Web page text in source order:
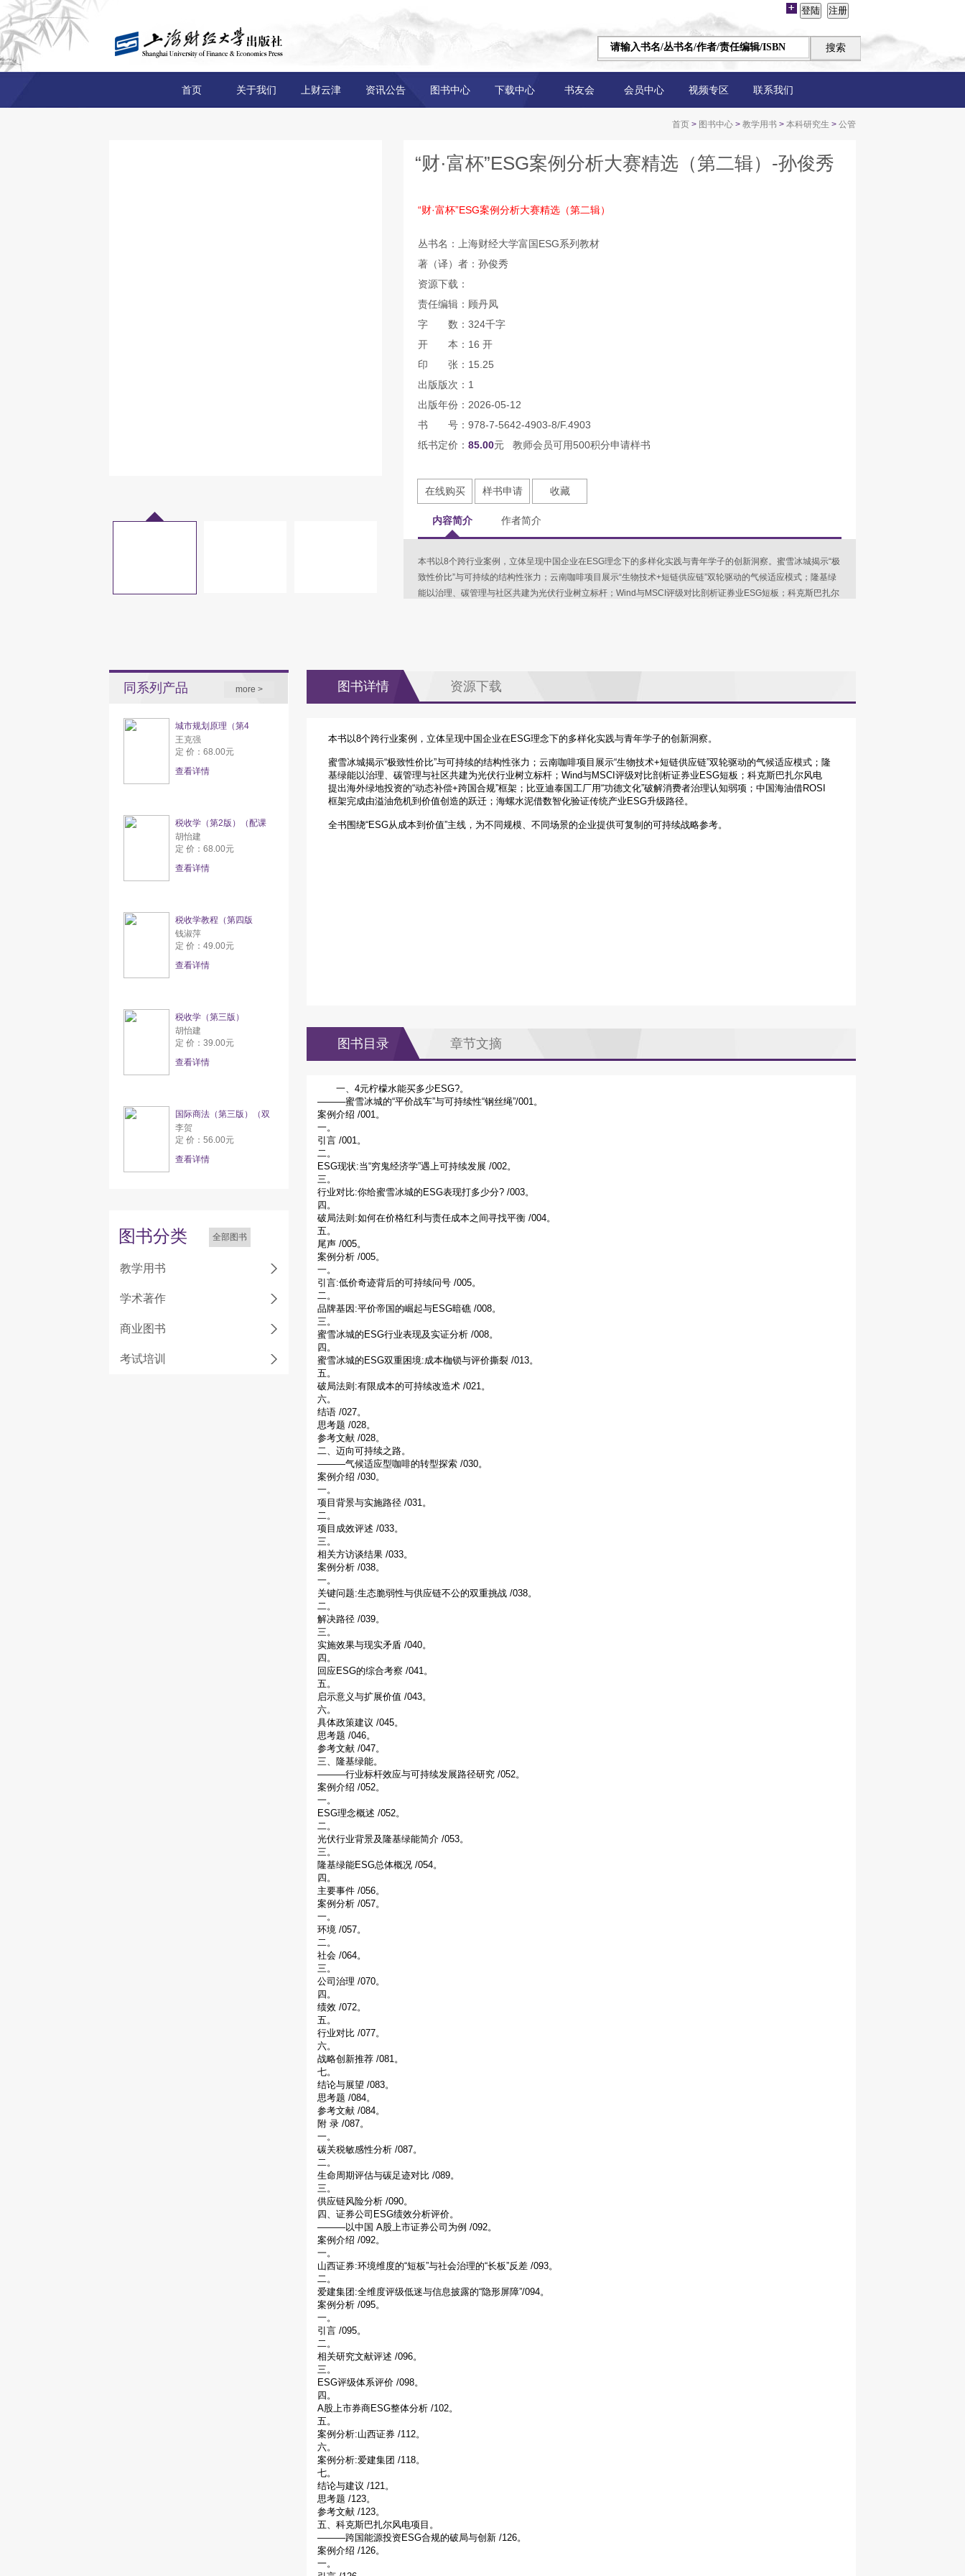
首页 关于我们 上财云津 资讯公告 图书中心 下载中心 书友会 会员中心 视频专区 联系我们
首页 > 图书中心 > 教学用书 > 本科研究生 > 公管
“财·富杯”ESG案例分析大赛精选（第二辑）-孙俊秀
“财·富杯”ESG案例分析大赛精选（第二辑）
丛书名：上海财经大学富国ESG系列教材
著（译）者：孙俊秀
资源下载：
责任编辑：顾丹凤
字 数：324千字
开 本：16 开
印 张：15.25
出版版次：1
出版年份：2026-05-12
书 号：978-7-5642-4903-8/F.4903
纸书定价： 85.00元 教师会员可用500积分申请样书
在线购买 样书申请 收藏
内容简介 作者简介
本书以8个跨行业案例，立体呈现中国企业在ESG理念下的多样化实践与青年学子的创新洞察。蜜雪冰城揭示“极
致性价比”与可持续的结构性张力；云南咖啡项目展示“生物技术+短链供应链”双轮驱动的气候适应模式；隆基绿
能以治理、碳管理与社区共建为光伏行业树立标杆；Wind与MSCI评级对比剖析证券业ESG短板；科克斯巴扎尔
同系列产品 more >
城市规划原理（第4
王克强
定 价：68.00元
查看详情
税收学（第2版）（配课
胡怡建
定 价：68.00元
查看详情
税收学教程（第四版
钱淑萍
定 价：49.00元
查看详情
税收学（第三版）
胡怡建
定 价：39.00元
查看详情
国际商法（第三版）（双
李贺
定 价：56.00元
查看详情
图书分类 全部图书
教学用书
学术著作
商业图书
考试培训
图书详情 资源下载
本书以8个跨行业案例，立体呈现中国企业在ESG理念下的多样化实践与青年学子的创新洞察。
蜜雪冰城揭示“极致性价比”与可持续的结构性张力；云南咖啡项目展示“生物技术+短链供应链”双轮驱动的气候适应模式；隆
基绿能以治理、碳管理与社区共建为光伏行业树立标杆；Wind与MSCI评级对比剖析证券业ESG短板；科克斯巴扎尔风电
提出海外绿地投资的“动态补偿+跨国合规”框架；比亚迪泰国工厂用“功德文化”破解消费者治理认知弱项；中国海油借ROSI
框架完成由溢油危机到价值创造的跃迁；海螺水泥借数智化验证传统产业ESG升级路径。
全书围绕“ESG从成本到价值”主线，为不同规模、不同场景的企业提供可复制的可持续战略参考。
图书目录 章节文摘
一、4元柠檬水能买多少ESG?。
———蜜雪冰城的“平价战车”与可持续性“钢丝绳”/001。
案例介绍 /001。
一。
引言 /001。
二。
ESG现状:当“穷鬼经济学”遇上可持续发展 /002。
三。
行业对比:你给蜜雪冰城的ESG表现打多少分? /003。
四。
破局法则:如何在价格红利与责任成本之间寻找平衡 /004。
五。
尾声 /005。
案例分析 /005。
一。
引言:低价奇迹背后的可持续问号 /005。
二。
品牌基因:平价帝国的崛起与ESG暗礁 /008。
三。
蜜雪冰城的ESG行业表现及实证分析 /008。
四。
蜜雪冰城的ESG双重困境:成本枷锁与评价撕裂 /013。
五。
破局法则:有限成本的可持续改造术 /021。
六。
结语 /027。
思考题 /028。
参考文献 /028。
二、迈向可持续之路。
———气候适应型咖啡的转型探索 /030。
案例介绍 /030。
一。
项目背景与实施路径 /031。
二。
项目成效评述 /033。
三。
相关方访谈结果 /033。
案例分析 /038。
一。
关键问题:生态脆弱性与供应链不公的双重挑战 /038。
二。
解决路径 /039。
三。
实施效果与现实矛盾 /040。
四。
回应ESG的综合考察 /041。
五。
启示意义与扩展价值 /043。
六。
具体政策建议 /045。
思考题 /046。
参考文献 /047。
三、隆基绿能。
———行业标杆效应与可持续发展路径研究 /052。
案例介绍 /052。
一。
ESG理念概述 /052。
二。
光伏行业背景及隆基绿能简介 /053。
三。
隆基绿能ESG总体概况 /054。
四。
主要事件 /056。
案例分析 /057。
一。
环境 /057。
二。
社会 /064。
三。
公司治理 /070。
四。
绩效 /072。
五。
行业对比 /077。
六。
战略创新推荐 /081。
七。
结论与展望 /083。
思考题 /084。
参考文献 /084。
附 录 /087。
一。
碳关税敏感性分析 /087。
二。
生命周期评估与碳足迹对比 /089。
三。
供应链风险分析 /090。
四、证券公司ESG绩效分析评价。
———以中国 A股上市证券公司为例 /092。
案例介绍 /092。
一。
山西证券:环境维度的“短板”与社会治理的“长板”反差 /093。
二。
爱建集团:全维度评级低迷与信息披露的“隐形屏障”/094。
案例分析 /095。
一。
引言 /095。
二。
相关研究文献评述 /096。
三。
ESG评级体系评价 /098。
四。
A股上市券商ESG整体分析 /102。
五。
案例分析:山西证券 /112。
六。
案例分析:爱建集团 /118。
七。
结论与建议 /121。
思考题 /123。
参考文献 /123。
五、科克斯巴扎尔风电项目。
———跨国能源投资ESG合规的破局与创新 /126。
案例介绍 /126。
一。